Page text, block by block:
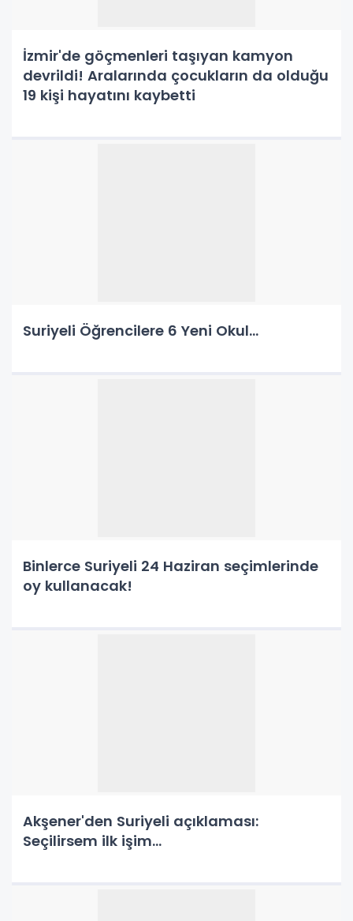
İzmir'de göçmenleri taşıyan kamyon
devrildi! Aralarında çocukların da olduğu
19 kişi hayatını kaybetti
Suriyeli Öğrencilere 6 Yeni Okul...
Binlerce Suriyeli 24 Haziran seçimlerinde
oy kullanacak!
Akşener'den Suriyeli açıklaması:
Seçilirsem ilk işim...